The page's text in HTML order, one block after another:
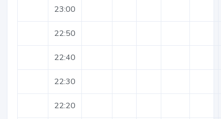
23:00
22:50
22:40
22:30
22:20